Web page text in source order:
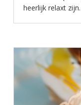
heerlijk relaxt zijn.